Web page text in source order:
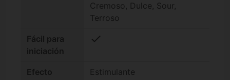
Cremoso, Dulce, Sour,
Terroso
Fácil para
iniciación
check
Efecto Estimulante